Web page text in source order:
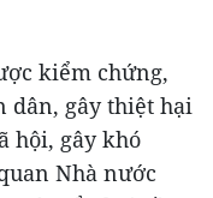
kiểm chứng,
dân, gây thiệt hại
hội, gây khó
Nhà nước